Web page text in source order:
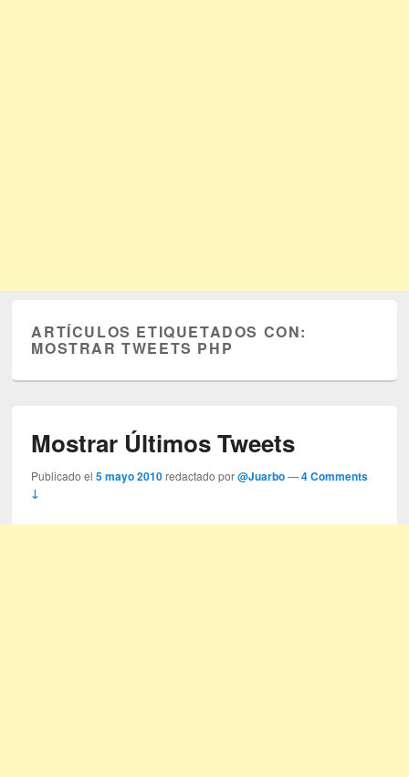
ARTÍCULOS ETIQUETADOS CON:
MOSTRAR TWEETS PHP
Mostrar Últimos Tweets
Publicado el5 mayo 2010 redactado por@Juarbo —4 Comments
↓